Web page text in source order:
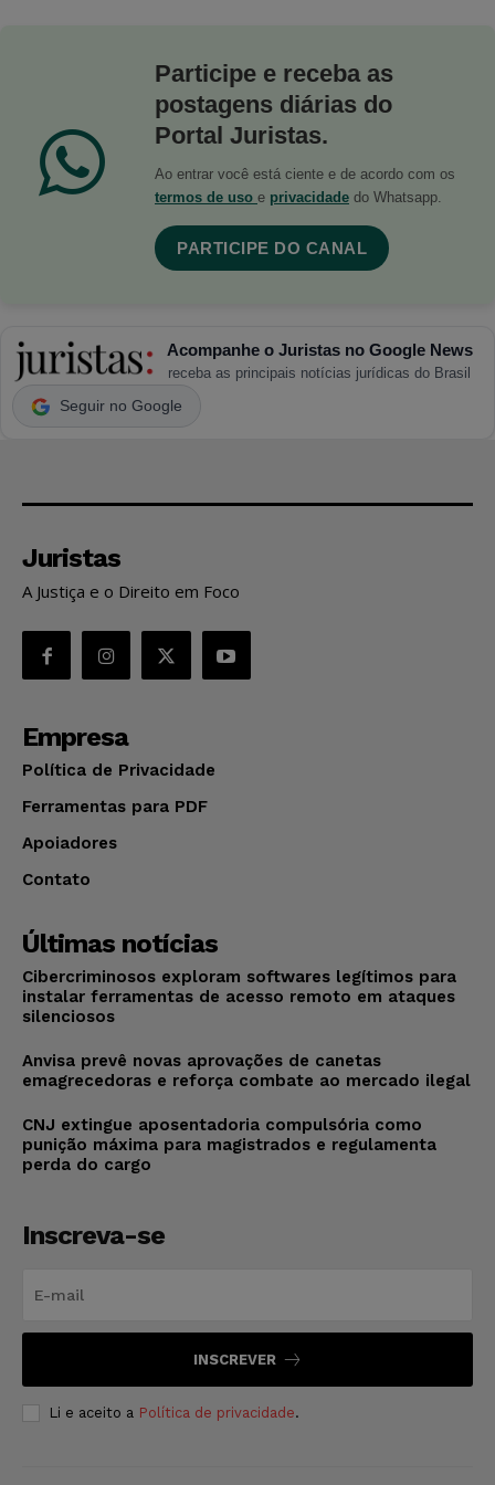
Participe e receba as
postagens diárias do
Portal Juristas.
Ao entrar você está ciente e de acordo com os
termos de uso e privacidade do Whatsapp.
PARTICIPE DO CANAL
Acompanhe o Juristas no Google News
receba as principais notícias jurídicas do Brasil
Seguir no Google
Juristas
A Justiça e o Direito em Foco
Empresa
Política de Privacidade
Ferramentas para PDF
Apoiadores
Contato
Últimas notícias
Cibercriminosos exploram softwares legítimos para
instalar ferramentas de acesso remoto em ataques
silenciosos
Anvisa prevê novas aprovações de canetas
emagrecedoras e reforça combate ao mercado ilegal
CNJ extingue aposentadoria compulsória como
punição máxima para magistrados e regulamenta
perda do cargo
Inscreva-se
INSCREVER
Li e aceito a Política de privacidade.